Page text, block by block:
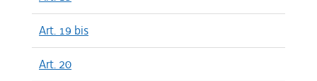
Art. 19 bis
Art. 20